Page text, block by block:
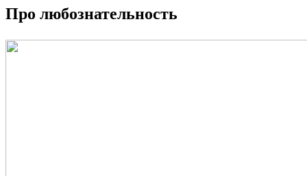
Про любознательность